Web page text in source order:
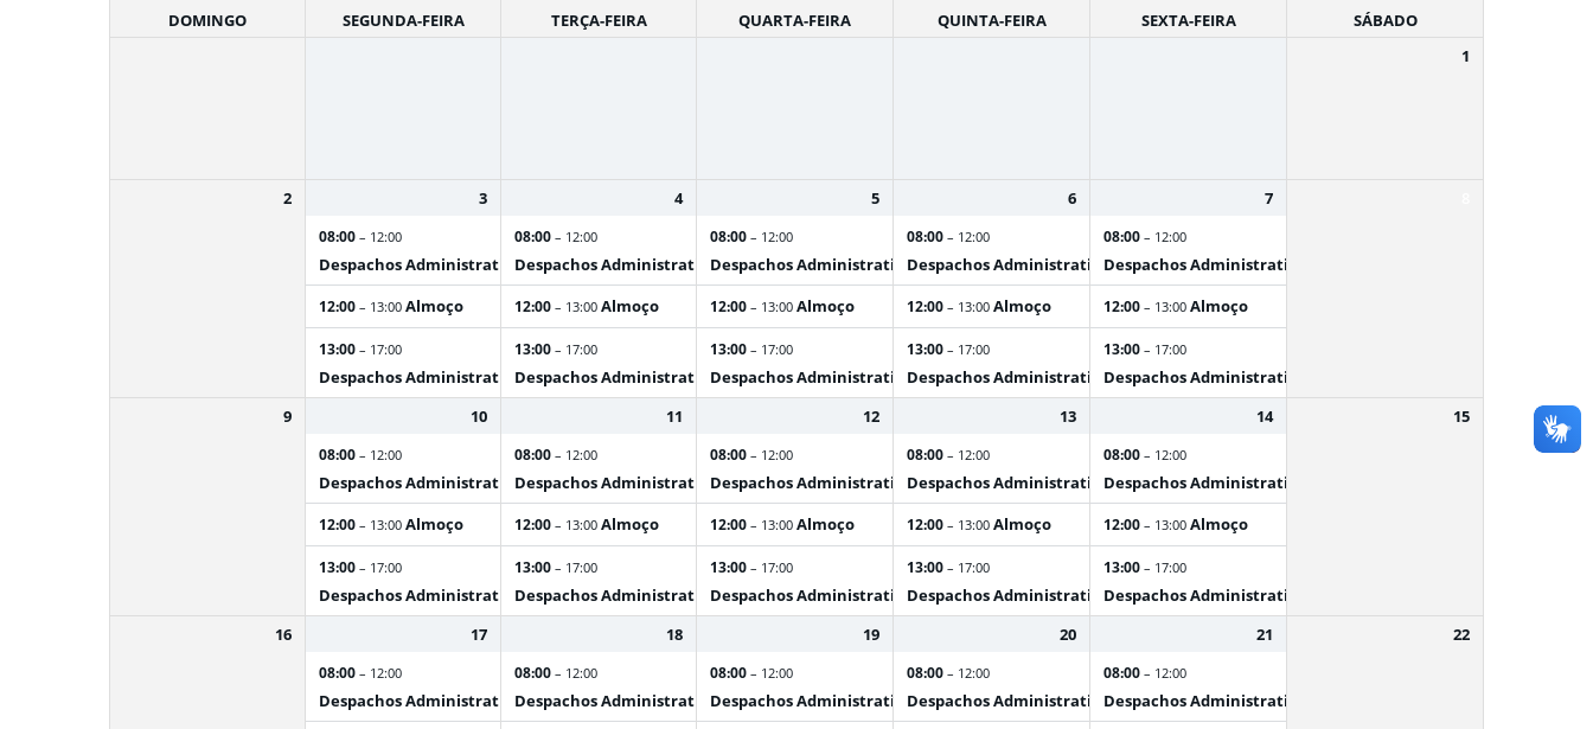
DOMINGO SEGUNDA-FEIRA TERÇA-FEIRA QUARTA-FEIRA QUINTA-FEIRA SEXTA-FEIRA
SÁBADO
1
2 3
08:00 – 12:00
Despachos Administrativos
12:00 – 13:00 Almoço
13:00 – 17:00
Despachos Administrativos
4
08:00 – 12:00
Despachos Administrativos
12:00 – 13:00 Almoço
13:00 – 17:00
Despachos Administrativos
5
08:00 – 12:00
Despachos Administrativos
12:00 – 13:00 Almoço
13:00 – 17:00
Despachos Administrativos
6
08:00 – 12:00
Despachos Administrativos
12:00 – 13:00 Almoço
13:00 – 17:00
Despachos Administrativos
7
08:00 – 12:00
Despachos Administrativos
12:00 – 13:00 Almoço
13:00 – 17:00
Despachos Administrativos
9 10
08:00 – 12:00
Despachos Administrativos
12:00 – 13:00 Almoço
13:00 – 17:00
Despachos Administrativos
11
08:00 – 12:00
Despachos Administrativos
12:00 – 13:00 Almoço
13:00 – 17:00
Despachos Administrativos
12
08:00 – 12:00
Despachos Administrativos
12:00 – 13:00 Almoço
13:00 – 17:00
Despachos Administrativos
13
08:00 – 12:00
Despachos Administrativos
12:00 – 13:00 Almoço
13:00 – 17:00
Despachos Administrativos
14
08:00 – 12:00
Despachos Administrativos
12:00 – 13:00 Almoço
13:00 – 17:00
Despachos Administrativos
15
16 17
08:00 – 12:00
Despachos Administrativos
18
08:00 – 12:00
Despachos Administrativos
19
08:00 – 12:00
Despachos Administrativos
20
08:00 – 12:00
Despachos Administrativos
21
08:00 – 12:00
Despachos Administrativos
22